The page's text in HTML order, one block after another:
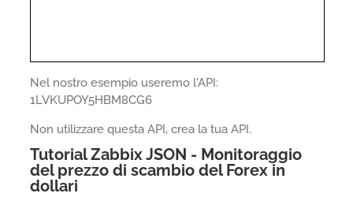
Nel nostro esempio useremo l'API:
1LVKUPOY5HBM8CG6
Non utilizzare questa API, crea la tua API.
Tutorial Zabbix JSON - Monitoraggio
del prezzo di scambio del Forex in
dollari